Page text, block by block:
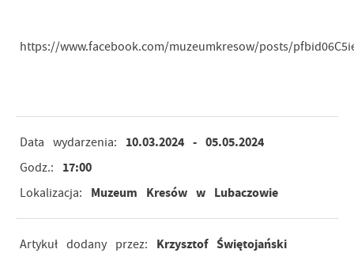
https://www.facebook.com/muzeumkresow/posts/
Data wydarzenia: 10.03.2024- 05.05.2024
Godz.: 17:00
Lokalizacja: Muzeum Kresów w Lubaczowie
Artykuł dodany przez: Krzysztof Świętojański